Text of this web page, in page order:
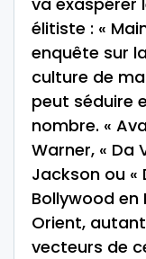
élitiste : «
enquête sur
culture de
peut séduire
nombre. «
Warner, « Da
Jackson ou «
Bollywood
Orient,
vecteurs de